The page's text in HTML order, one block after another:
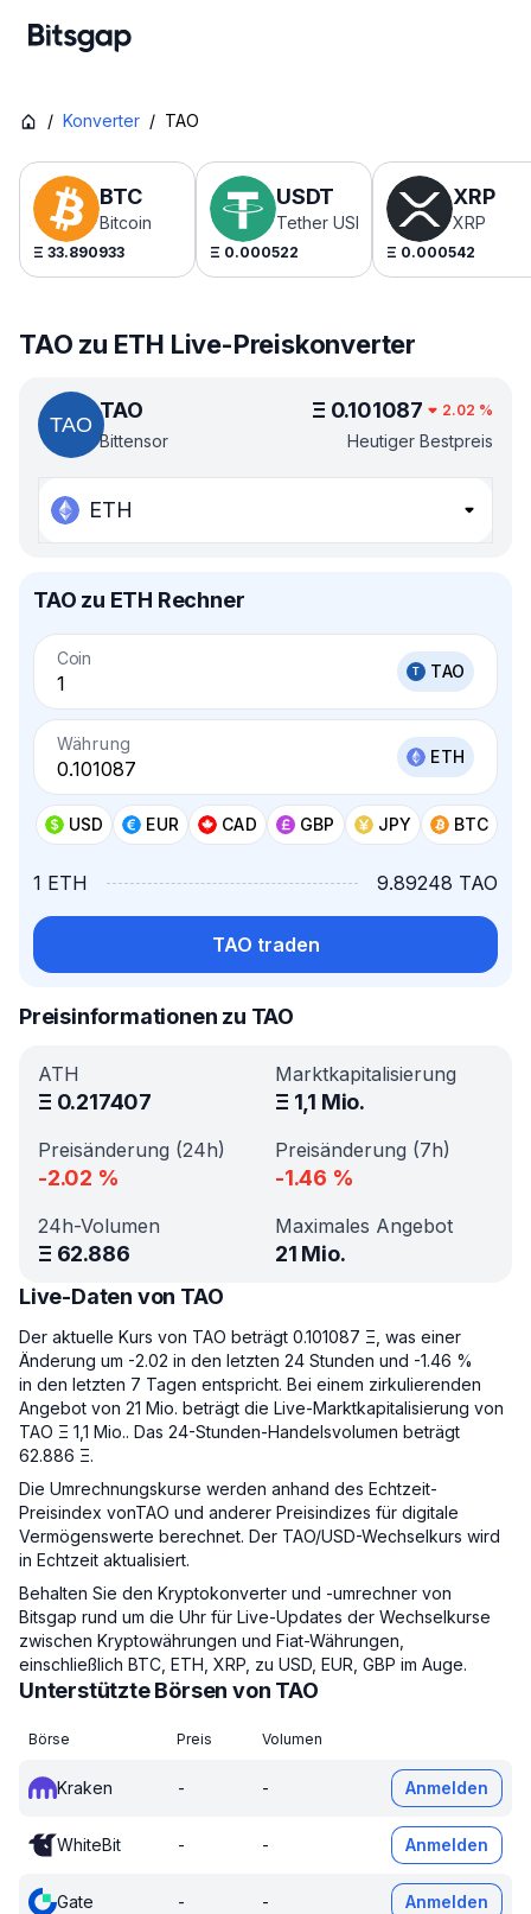
/ Konverter / TAO
BTC
Bitcoin
Ξ 33.890933
USDT
Tether USDt
Ξ 0.000522
XRP
XRP
Ξ 0.000542
TAO zu ETH Live-Preiskonverter
TAO
Bittensor
Ξ 0.101087 2.02 %
Heutiger Bestpreis
ETH
TAO zu ETH Rechner
Coin
TAO
Währung
ETH
USD EUR CAD GBP JPY BTC
1 ETH 9.89248 TAO
TAO traden
Preisinformationen zu TAO
ATH
Ξ 0.217407
Marktkapitalisierung
Ξ 1,1 Mio.
Preisänderung (24h)
-2.02 %
Preisänderung (7h)
-1.46 %
24h-Volumen
Ξ 62.886
Maximales Angebot
21 Mio.
Live-Daten von TAO
Der aktuelle Kurs von TAO beträgt 0.101087 Ξ, was einer
Änderung um -2.02 in den letzten 24 Stunden und -1.46 %
in den letzten 7 Tagen entspricht. Bei einem zirkulierenden
Angebot von 21 Mio. beträgt die Live-Marktkapitalisierung von
TAO Ξ 1,1 Mio.. Das 24-Stunden-Handelsvolumen beträgt
62.886 Ξ.
Die Umrechnungskurse werden anhand des Echtzeit-
Preisindex vonTAO und anderer Preisindizes für digitale
Vermögenswerte berechnet. Der TAO/USD-Wechselkurs wird
in Echtzeit aktualisiert.
Behalten Sie den Kryptokonverter und -umrechner von
Bitsgap rund um die Uhr für Live-Updates der Wechselkurse
zwischen Kryptowährungen und Fiat-Währungen,
einschließlich BTC, ETH, XRP, zu USD, EUR, GBP im Auge.
Unterstützte Börsen von TAO
Börse Preis Volumen
Kraken - - Anmelden
WhiteBit - - Anmelden
Gate - - Anmelden